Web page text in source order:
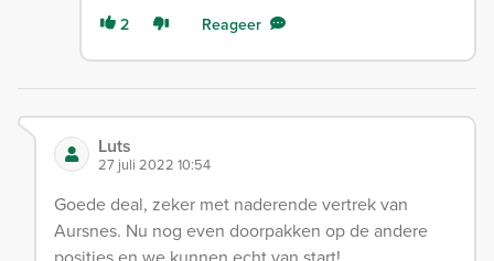
2 Reageer
Luts
27 juli 2022 10:54
Goede deal, zeker met naderende vertrek van
Aursnes. Nu nog even doorpakken op de andere